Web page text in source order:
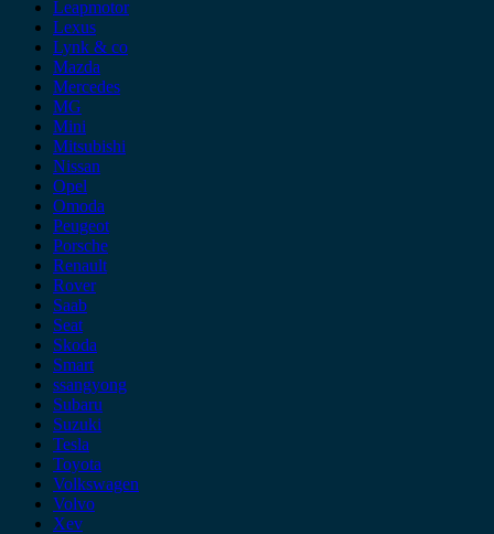
Leapmotor
Lexus
Lynk & co
Mazda
Mercedes
MG
Mini
Mitsubishi
Nissan
Opel
Omoda
Peugeot
Porsche
Renault
Rover
Saab
Seat
Skoda
Smart
ssangyong
Subaru
Suzuki
Tesla
Toyota
Volkswagen
Volvo
Xev